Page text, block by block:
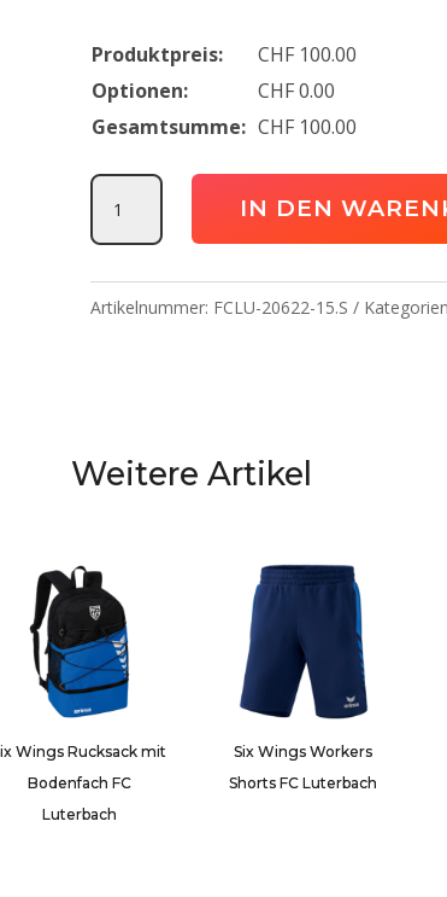
Produktpreis: CHF 100.00
Optionen:
CHF0.00
Gesamtsumme: CHF 100.00
Team
Luterbach
IN DEN
Artikelnummer: FCLU-20622-15.S
Weitere Artikel
Wings Rucksack mit
Bodenfach FC
Luterbach
Six Wings Workers
Shorts FC Luterbach